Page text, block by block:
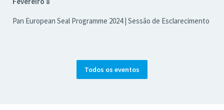
Pan European Seal Programme 2024 | Sessão de Esclarecimento
Todos os eventos